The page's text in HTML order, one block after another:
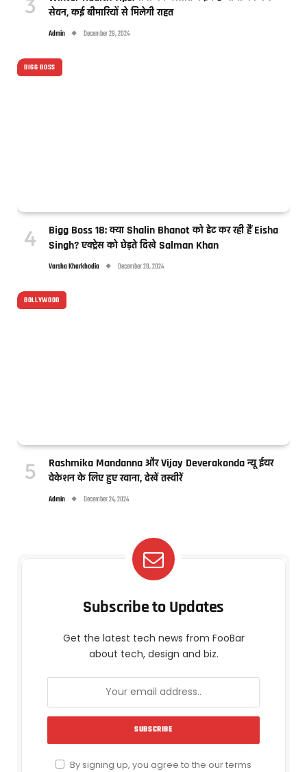
सेवन, कई बीमारियों से मिलेगी राहत
Admin December 29, 2024
BIGG BOSS
Bigg Boss 18: क्या Shalin Bhanot को डेट कर रही हैं Eisha
Singh? एक्ट्रेस को छेड़ते दिखे Salman Khan
Varsha Kharkhodia December 28, 2024
BOLLYWOOD
Rashmika Mandanna और Vijay Deverakonda न्यू ईयर
वेकेशन के लिए हुए रवाना, देखें तस्वीरें
Admin December 24, 2024
Subscribe to Updates
Get the latest tech news from FooBar
about tech, design and biz.
By signing up, you agree to the our terms